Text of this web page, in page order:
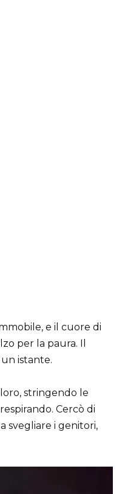
e il cuore di
per la paura. Il
istante.
stringendo le
Cercò di
svegliare i genitori,